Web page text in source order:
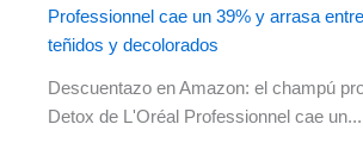
Professionnel cae un 39% y arrasa
teñidos y decolorados
Descuentazo en Amazon: el champú
Detox de L'Oréal Professionnel cae un...